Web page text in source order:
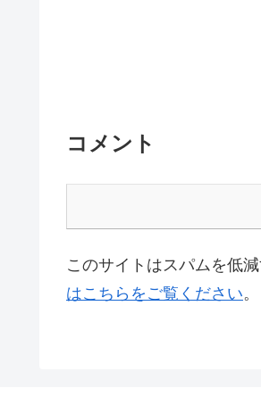
コメント
このサイトはスパムを低
はこちらをご覧ください。